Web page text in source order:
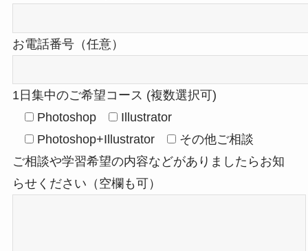
お電話番号（任意）
1日集中のご希望コース (複数選択可)
Photoshop
Illustrator
Photoshop+Illustrator
その他ご相談
ご相談や学習希望の内容などがありましたらお知
らせください（空欄も可）